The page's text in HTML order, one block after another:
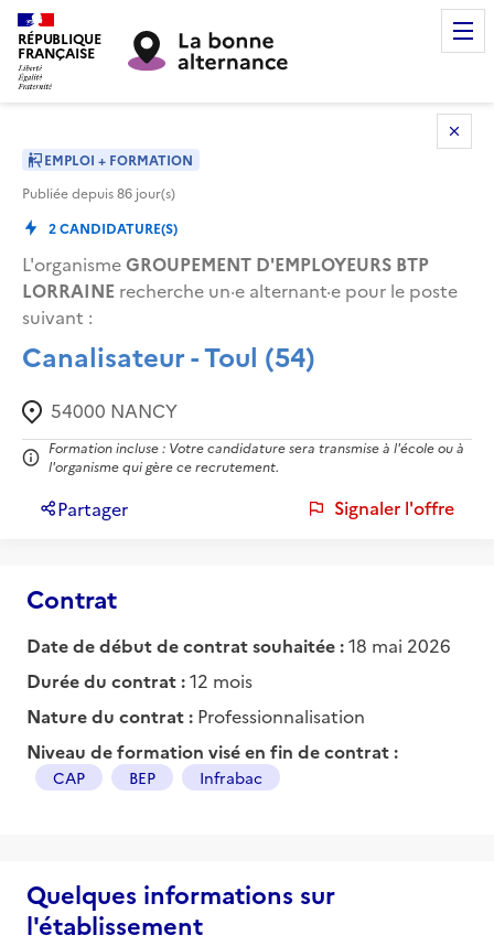
RÉPUBLIQUE
FRANÇAISE
EMPLOI + FORMATION
Publiée depuis86 jour(s)
2CANDIDATURE(S)
L'organismeGROUPEMENT D'EMPLOYEURS BTP
LORRAINE recherche un·e alternant·e pour le poste
suivant :
Canalisateur - Toul (54)
54000 NANCY
Formation incluse : Votre candidature sera transmise à l'école ou à
l'organisme qui gère ce recrutement.
Partager Signaler l'offre
Contrat
Date de début de contrat souhaitée :18 mai 2026
Durée du contrat :12 mois
Nature du contrat : Professionnalisation
Niveau de formation visé en fin de contrat :
CAP BEP Infrabac
Quelques informations sur
l'établissement